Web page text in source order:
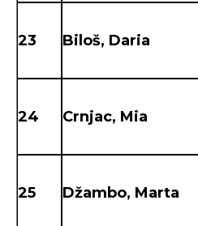
23 Biloš, Daria
24 Crnjac, Mia
25 Džambo, Marta